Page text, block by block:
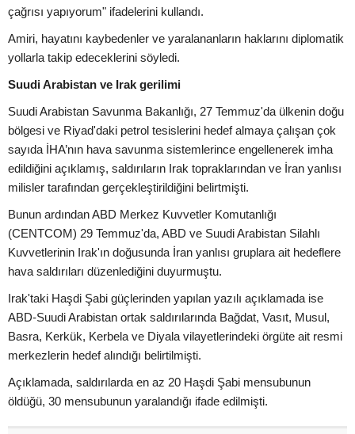
çağrısı yapıyorum" ifadelerini kullandı.
Amiri, hayatını kaybedenler ve yaralananların haklarını diplomatik
yollarla takip edeceklerini söyledi.
Suudi Arabistan ve Irak gerilimi
Suudi Arabistan Savunma Bakanlığı, 27 Temmuz'da ülkenin doğu
bölgesi ve Riyad'daki petrol tesislerini hedef almaya çalışan çok
sayıda İHA’nın hava savunma sistemlerince engellenerek imha
edildiğini açıklamış, saldırıların Irak topraklarından ve İran yanlısı
milisler tarafından gerçekleştirildiğini belirtmişti.
Bunun ardından ABD Merkez Kuvvetler Komutanlığı
(CENTCOM) 29 Temmuz'da, ABD ve Suudi Arabistan Silahlı
Kuvvetlerinin Irak'ın doğusunda İran yanlısı gruplara ait hedeflere
hava saldırıları düzenlediğini duyurmuştu.
Irak'taki Haşdi Şabi güçlerinden yapılan yazılı açıklamada ise
ABD-Suudi Arabistan ortak saldırılarında Bağdat, Vasıt, Musul,
Basra, Kerkük, Kerbela ve Diyala vilayetlerindeki örgüte ait resmi
merkezlerin hedef alındığı belirtilmişti.
Açıklamada, saldırılarda en az 20 Haşdi Şabi mensubunun
öldüğü, 30 mensubunun yaralandığı ifade edilmişti.